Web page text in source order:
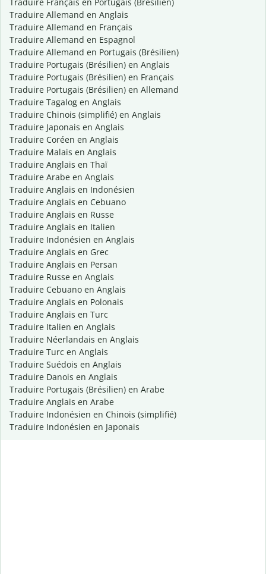
Traduire Allemand en Anglais
Traduire Allemand en Français
Traduire Allemand en Espagnol
Traduire Allemand en Portugais (Brésilien)
Traduire Portugais (Brésilien) en Anglais
Traduire Portugais (Brésilien) en Français
Traduire Portugais (Brésilien) en Allemand
Traduire Tagalog en Anglais
Traduire Chinois (simplifié) en Anglais
Traduire Japonais en Anglais
Traduire Coréen en Anglais
Traduire Malais en Anglais
Traduire Anglais en Thaï
Traduire Arabe en Anglais
Traduire Anglais en Indonésien
Traduire Anglais en Cebuano
Traduire Anglais en Russe
Traduire Anglais en Italien
Traduire Indonésien en Anglais
Traduire Anglais en Grec
Traduire Anglais en Persan
Traduire Russe en Anglais
Traduire Cebuano en Anglais
Traduire Anglais en Polonais
Traduire Anglais en Turc
Traduire Italien en Anglais
Traduire Néerlandais en Anglais
Traduire Turc en Anglais
Traduire Suédois en Anglais
Traduire Danois en Anglais
Traduire Portugais (Brésilien) en Arabe
Traduire Anglais en Arabe
Traduire Indonésien en Chinois (simplifié)
Traduire Indonésien en Japonais